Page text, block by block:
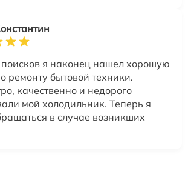
поисков я наконец нашел хорошую
ремонту бытовой техники.
качественно и недорого
мой холодильник. Теперь я
в случае возникших